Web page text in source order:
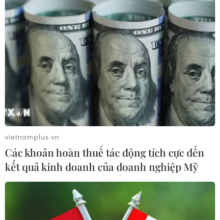
Tổng Biên tập: TRẦN TIẾN DUẨN
Phó Tổng Biên tập: NGUYỄN THỊ TÁM, KHÚC THANH
THỦY
Sở hữu trí tuệ
Quy định sử dụng
Hỗ trợ
Ngôn ngữ
TTXVN
Dịch vụ tin
Quảng cáo
Liên hệ
Giấy phép số: 1374/GP-BTTTT do Bộ Thông tin và Truyền thông
cấp ngày 11/9/2008.
Quảng cáo: Phó TBT Nguyễn Thị Tám: 093.5958688, Email:
tamvna@gmail.com
vietnamplus.vn
Các khoản hoàn thuế tác động tích cực đến
kết quả kinh doanh của doanh nghiệp Mỹ